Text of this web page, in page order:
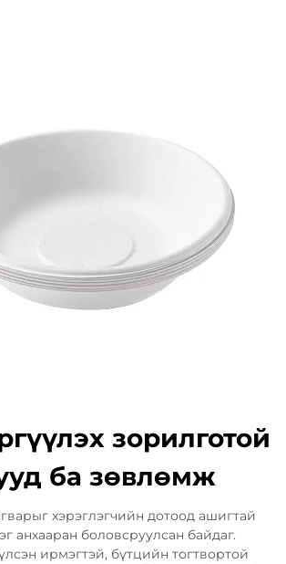
зорилготой
ба зөвлөмж
хэрэглэгчийн дотоод ашигтай
анхааран боловсруулсан байдаг.
ирмэгтэй, бүтцийн тогтвортой